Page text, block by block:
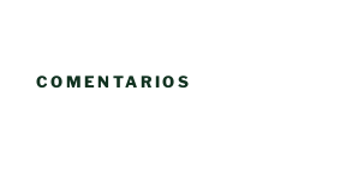
COMENTARIOS